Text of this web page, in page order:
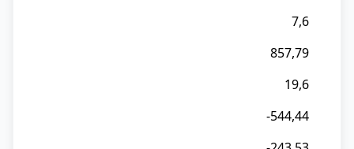
7,6
857,79
19,6
-544,44